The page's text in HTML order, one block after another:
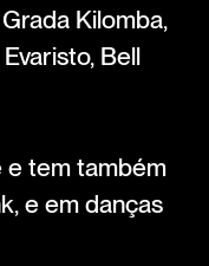
Kilomba,
Bell
e tem também
e em danças